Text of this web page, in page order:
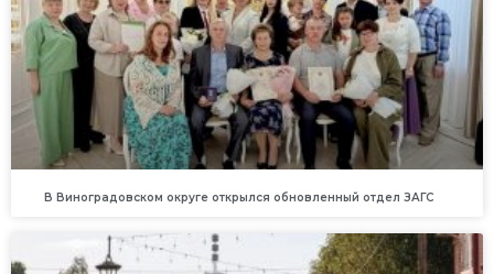
В Виноградовском округе открылся обновленный отдел ЗАГС